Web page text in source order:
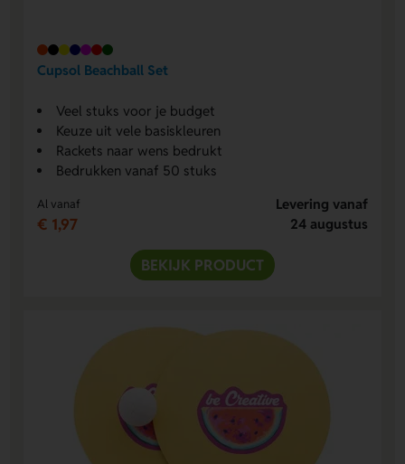
Cupsol Beachball Set
Veel stuks voor je budget
Keuze uit vele basiskleuren
Rackets naar wens bedrukt
Bedrukken vanaf 50 stuks
Al vanaf
€ 1,97
Levering vanaf
24 augustus
BEKIJK PRODUCT